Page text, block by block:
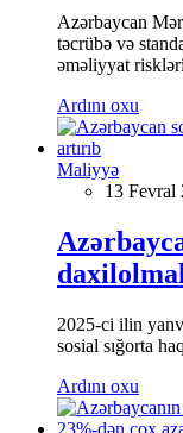
Azərbaycan
təcrübə və
əməliyyat
Ardını oxu
Maliyyə
13 Fevral
2025-ci ilin
sosial sığorta
Ardını oxu